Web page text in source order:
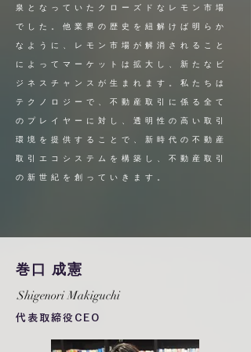
泉となっていたクローズドなレモン市場
でした。他業界の歴史を紐解けば明らか
なように、レモン市場が解消されること
によってマーケットは拡大し、新たなビ
ジネスチャンスが生まれます。私たちは
テクノロジーで、不動産取引に係る全て
のプレイヤーに対し、透明性の高い取引
環境を提供することで、新時代の不動産
取引エコシステムを構築し、不動産取引
の新世紀を創っていきます。
巻口 成憲
Shigenori Makiguchi
代表取締役CEO